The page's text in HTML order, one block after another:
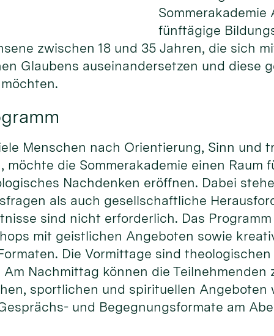
fünftägige
zwischen 18 und 35 Jahren, die sich
Glaubens auseinandersetzen und diese
Menschen nach Orientierung, Sinn und
möchte die Sommerakademie einen Raum
Nachdenken eröffnen. Dabei
als auch gesellschaftliche
sind nicht erforderlich. Das
mit geistlichen Angeboten sowie
Die Vormittage sind
Nachmittag können die Teilnehmenden
sportlichen und spirituellen Angeboten
und Begegnungsformate am